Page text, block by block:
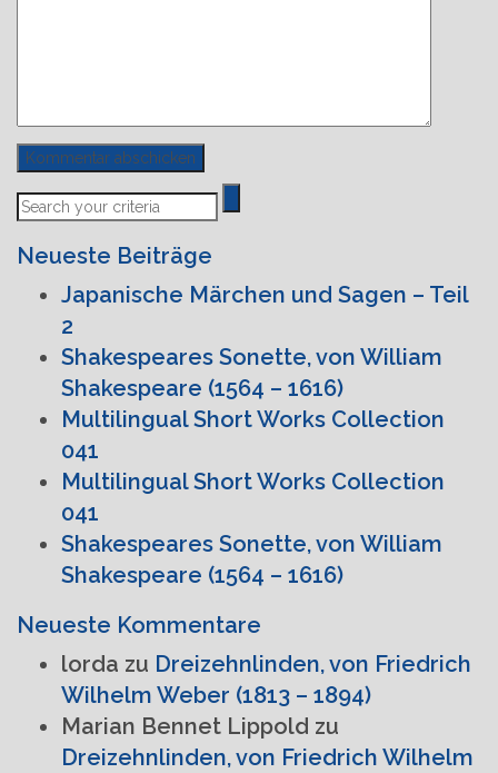
Previous
Post
Next
Post
Neueste Beiträge
Japanische Märchen und Sagen – Teil
2
Shakespeares Sonette, von William
Shakespeare (1564 – 1616)
Multilingual Short Works Collection
041
Multilingual Short Works Collection
041
Shakespeares Sonette, von William
Shakespeare (1564 – 1616)
Neueste Kommentare
lorda zu Dreizehnlinden, von Friedrich
Wilhelm Weber (1813 – 1894)
Marian Bennet Lippold zu
Dreizehnlinden, von Friedrich Wilhelm